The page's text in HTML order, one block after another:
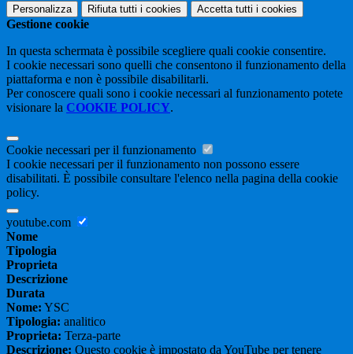
Personalizza Rifiuta tutti i cookies Accetta tutti i cookies
Gestione cookie
In questa schermata è possibile scegliere quali cookie consentire.
I cookie necessari sono quelli che consentono il funzionamento della
piattaforma e non è possibile disabilitarli.
Per conoscere quali sono i cookie necessari al funzionamento potete
visionare la COOKIE POLICY.
Cookie necessari per il funzionamento
I cookie necessari per il funzionamento non possono essere
disabilitati. È possibile consultare l'elenco nella pagina della cookie
policy.
youtube.com
Nome
Tipologia
Proprieta
Descrizione
Durata
Nome: YSC
Tipologia: analitico
Proprieta: Terza-parte
Descrizione: Questo cookie è impostato da YouTube per tenere